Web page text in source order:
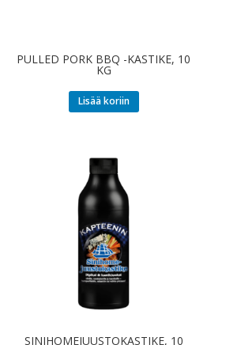
PULLED PORK BBQ -KASTIKE, 10
KG
Lisää koriin
SINIHOMEJUUSTOKASTIKE, 10